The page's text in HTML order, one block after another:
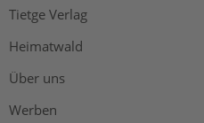
Tietge Verlag
Heimatwald
Über uns
Werben